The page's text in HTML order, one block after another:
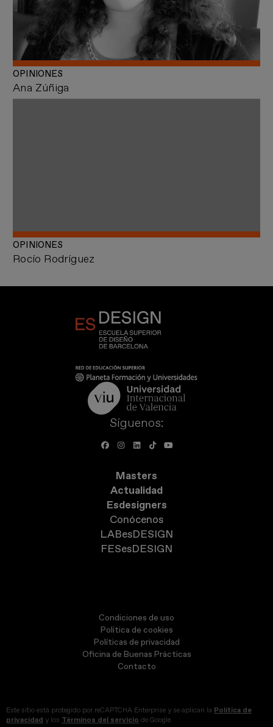
Ana Zúñiga
OPINIONES
Rocío Rodríguez
OPINIONES
Síguenos:
Masters
Actualidad
Esdesigners
Conócenos
LABesDESIGN
FESesDESIGN
Condiciones de uso
Política de cookies
Políticas de privacidad
Oficina de Buenas Prácticas
Contacto
Este sitio está protegido por reCAPTCHA Enterprise y se aplican la Política de
privacidad y los Términos del servicio de Google.